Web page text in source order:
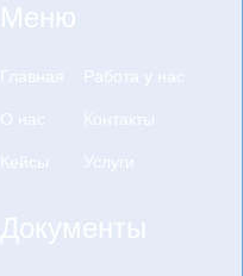
Документы
Меню
Главная Работа у нас
Контакты
Услуги
Кейсы
О нас